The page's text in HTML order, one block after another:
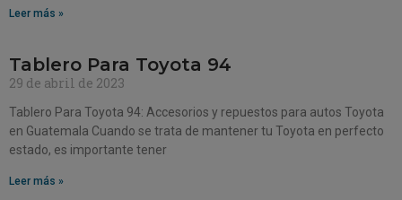
Leer más »
Tablero Para Toyota 94
29 de abril de 2023
Tablero Para Toyota 94: Accesorios y repuestos para autos Toyota
en Guatemala Cuando se trata de mantener tu Toyota en perfecto
estado, es importante tener
Leer más »